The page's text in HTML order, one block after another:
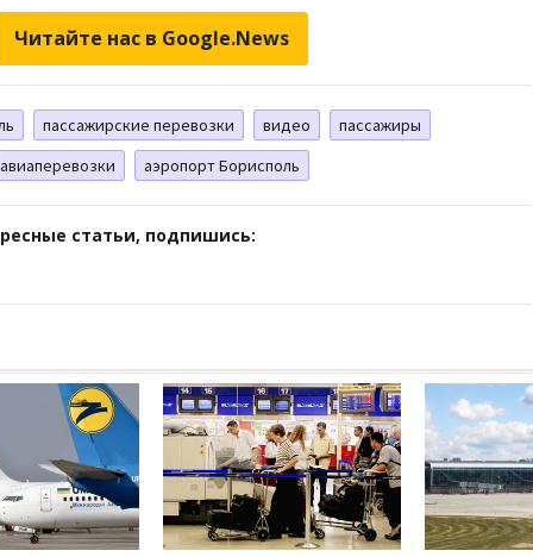
Читайте нас в Google.News
пассажирские перевозки видео
пассажиры
авиаперевозки аэропорт Борисполь
статьи, подпишись: